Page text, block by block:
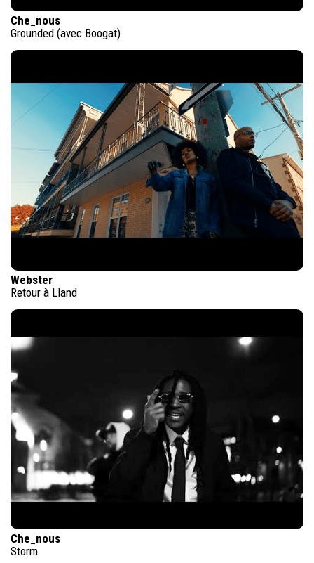
Che_nous
Grounded (avec Boogat)
Webster
Retour à Lland
Che_nous
Storm